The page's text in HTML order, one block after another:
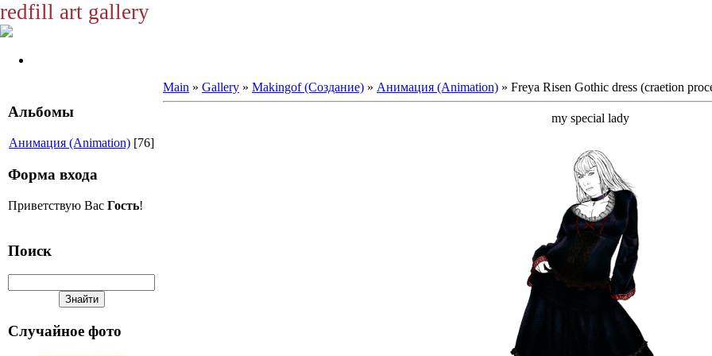
redfill art gallery
Альбомы
Анимация (Animation) [76]
Форма входа
Приветствую Вас Гость!
Поиск
Случайное фото
Main » Gallery » Makingof (Создание) » Анимация (Animation) » Freya Risen Gothic dress (craetion
my special lady